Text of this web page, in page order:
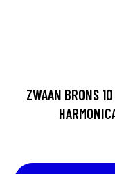
ZWAAN BRONS